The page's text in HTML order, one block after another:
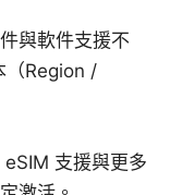
與軟件支援不
（Region /
支援與更多